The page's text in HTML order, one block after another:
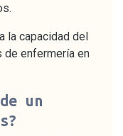
la capacidad del
de enfermería en
un